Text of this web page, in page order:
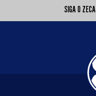
SIGA O ZECA